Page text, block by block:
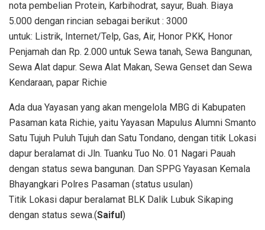
nota pembelian Protein, Karbihodrat, sayur, Buah. Biaya
5.000 dengan rincian sebagai berikut : 3000
untuk: Listrik, Internet/Telp, Gas, Air, Honor PKK, Honor
Penjamah dan Rp. 2.000 untuk Sewa tanah, Sewa Bangunan,
Sewa Alat dapur. Sewa Alat Makan, Sewa Genset dan Sewa
Kendaraan, papar Richie
Ada dua Yayasan yang akan mengelola MBG di Kabupaten
Pasaman kata Richie, yaitu Yayasan Mapulus Alumni Smanto
Satu Tujuh Puluh Tujuh dan Satu Tondano, dengan titik Lokasi
dapur beralamat di Jln. Tuanku Tuo No. 01 Nagari Pauah
dengan status sewa bangunan. Dan SPPG Yayasan Kemala
Bhayangkari Polres Pasaman (status usulan)
Titik Lokasi dapur beralamat BLK Dalik Lubuk Sikaping
dengan status sewa.(Saiful)